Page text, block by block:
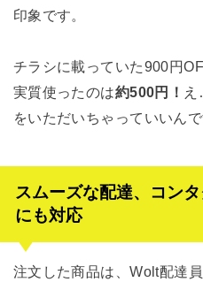
印象です。
チラシに載っていた900円
実質使ったのは約500円！
をいただいちゃっていいん
スムーズな配達、コン
にも対応
注文した商品は、Wolt配達